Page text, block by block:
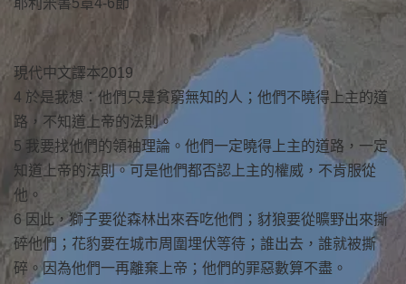
現代中文譯本2019
4 於是我想：他們只是貧窮無知的人；他們不曉得上主的道
路，不知道上帝的法則。
5 我要找他們的領袖理論。他們一定曉得上主的道路，一定
知道上帝的法則。可是他們都否認上主的權威，不肯服從
他。
6 因此，獅子要從森林出來吞吃他們；豺狼要從曠野出來撕
碎他們；花豹要在城市周圍埋伏等待；誰出去，誰就被撕
碎。因為他們一再離棄上帝；他們的罪惡數算不盡。